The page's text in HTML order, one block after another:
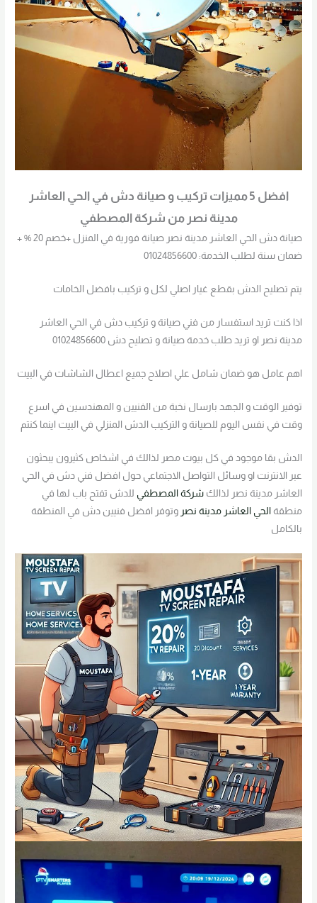
افضل 5 مميزات تركيب و صيانة دش في الحي العاشر
مدينة نصر من شركة المصطفي
صيانة دش الحي العاشر مدينة نصر صيانة فورية في المنزل +خصم 20 % +
ضمان سنة لطلب الخدمة: 01024856600
يتم تصليح الدش بقطع غيار اصلي لكل و تركيب بافضل الخامات
اذا كنت تريد استفسار من فني صيانة و تركيب دش في الحي العاشر
مدينة نصر او تريد طلب خدمة صيانة و تصليح دش 01024856600
اهم عامل هو ضمان شامل علي اصلاح جميع اعطال الشاشات في البيت
توفير الوقت و الجهد بارسال نخبة من الفنيين و المهندسين في اسرع
وقت في نفس اليوم للصيانة و التركيب الدش المنزلي في البيت اينما كنتم
الدش بقا موجود في كل بيوت مصر لذالك في اشخاص كثيرون يبحثون
عبر الانترنت او وسائل التواصل الاجتماعي حول افضل فني دش في الحي
العاشر مدينة نصر لذالكشركة المصطفي للدش تفتح باب لها في
منطقة
الحي العاشر مدينة نصر وتوفر افضل فنيين دش في المنطقة
بالكامل